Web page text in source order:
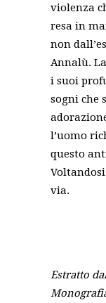
violenza
resa in
non
Annalù.
i suoi
sogni che
l’uomo
questo
via.
Estratto